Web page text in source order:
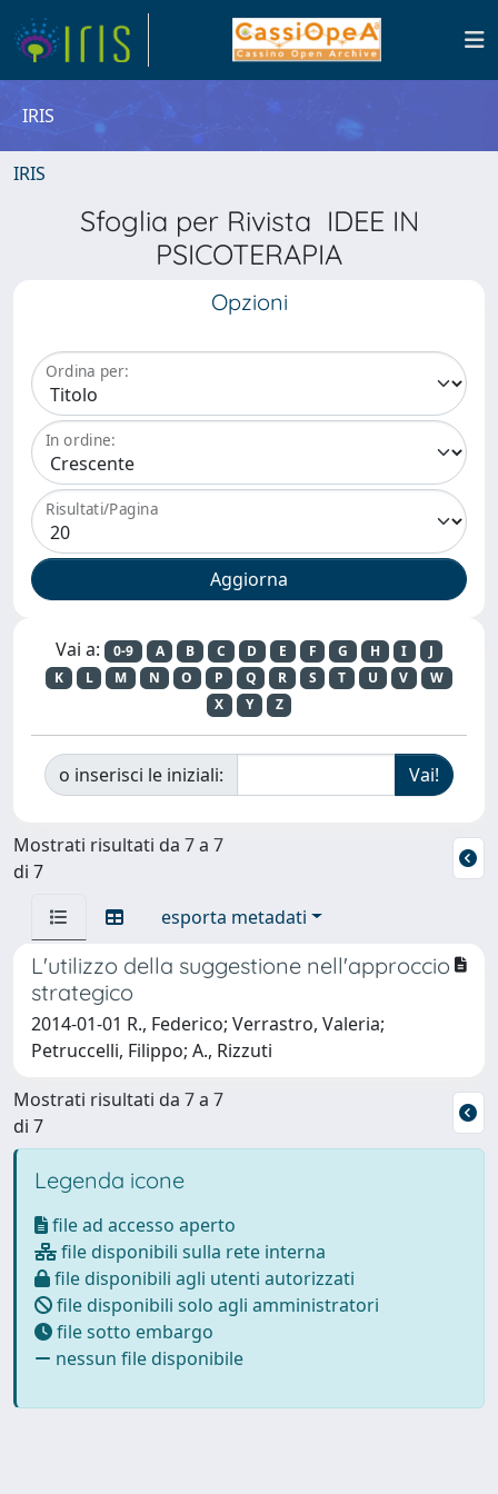
IRIS
IRIS
Sfoglia per Rivista IDEE IN
PSICOTERAPIA
Opzioni
Ordina per:
In ordine:
Risultati/Pagina
Vai a: 0-9 A B C D E F G H I
J
K
L M N O P Q R S T U V
W
X
Y Z
o inserisci le iniziali:
Mostrati risultati da 7 a 7
di 7
esporta metadati
L'utilizzo della suggestione nell'approccio
strategico
2014-01-01 R., Federico; Verrastro, Valeria;
Petruccelli, Filippo; A., Rizzuti
Mostrati risultati da 7 a 7
di 7
Legenda icone
file ad accesso aperto
file disponibili sulla rete interna
file disponibili agli utenti autorizzati
file disponibili solo agli amministratori
file sotto embargo
nessun file disponibile